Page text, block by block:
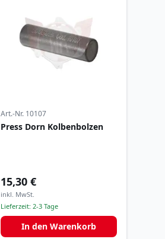
Art.-Nr. 10107
Press Dorn Kolbenbolzen
15,30 €
inkl. MwSt.
Lieferzeit: 2-3 Tage
In den Warenkorb